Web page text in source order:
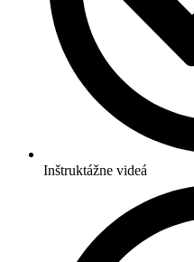
Inštruktážne videá